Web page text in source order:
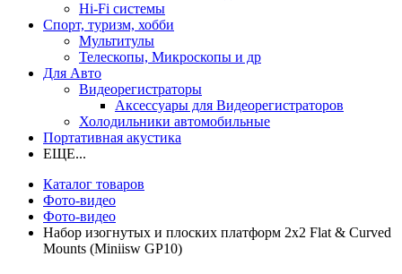
Hi-Fi системы
Спорт, туризм, хобби
Мультитулы
Телескопы, Микроскопы и др
Для Авто
Видеорегистраторы
Аксессуары для Видеорегистраторов
Холодильники автомобильные
Портативная акустика
ЕЩЕ...
Каталог товаров
Фото-видео
Фото-видео
Набор изогнутых и плоских платформ 2x2 Flat & Curved
Mounts (Miniisw GP10)